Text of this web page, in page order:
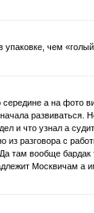
чем
а на фото
развиваться.
и что узнал а
из разговора с
там вообще бардак
Москвичам а